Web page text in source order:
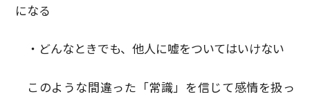
になる
・どんなときでも、他人に嘘をついてはいけない
このような間違った「常識」を信じて感情を扱っ